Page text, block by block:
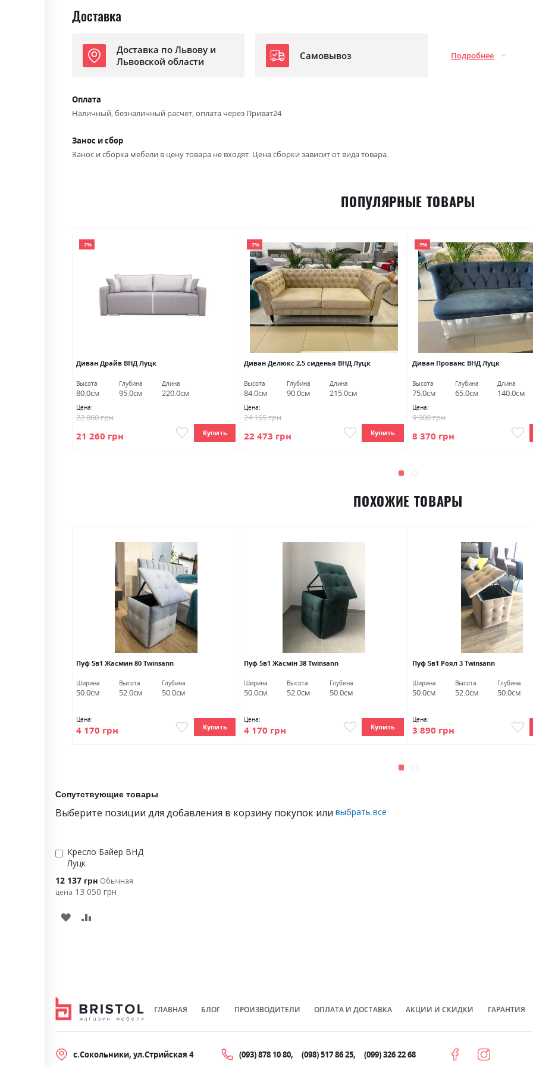
Доставка
Доставка по Львову и
Львовской области
Самовывоз Подробнее
Оплата
Наличный, безналичный расчет, оплата через Приват24
Занос и сбор
Занос и сборка мебели в цену товара не входят. Цена сборки зависит от вида товара.
ПОПУЛЯРНЫЕ ТОВАРЫ
-7%
Диван Драйв ВНД Луцк
Высота
80.0см
Глубина
95.0см
Длина
220.0см
Цена:
21 260 грн
22 860 грн
Купить
-7%
Диван Делюкс 2,5 сиденья ВНД Луцк
Высота
84.0см
Глубина
90.0см
Длина
215.0см
Цена:
22 473 грн
24 165 грн
Купить
-7%
Диван Прованс ВНД Луцк
Высота
75.0см
Глубина
65.0см
Длина
140.0см
Цена:
8 370 грн
9 000 грн
ПОХОЖИЕ ТОВАРЫ
Пуф 5в1 Жасмин 80 Twinsann
Ширина
50.0см
Высота
52.0см
Глубина
50.0см
Цена:
4 170 грн Купить
Пуф 5в1 Жасмін 38 Twinsann
Ширина
50.0см
Высота
52.0см
Глубина
50.0см
Цена:
4 170 грн Купить
Пуф 5в1 Роял 3 Twinsann
Ширина
50.0см
Высота
52.0см
Глубина
50.0см
Цена:
3 890 грн
Сопутствующие товары
Выберите позиции для добавления в корзину покупок иливыбрать все
Кресло Байер ВНД
Луцк
Цена
особого
предложения
12 137 грн Обычная
цена 13 050 грн
Добавить
в
ГЛАВНАЯ БЛОГ ПРОИЗВОДИТЕЛИ ОПЛАТА И ДОСТАВКА АКЦИИ И СКИДКИ ГАРАНТИЯ
с.Сокольники, ул.Стрийская 4 (093) 878 10 80 (098) 517 86 25 (099) 326 22 68